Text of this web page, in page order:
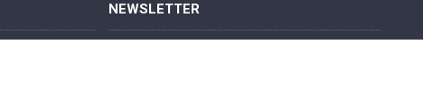
NEWSLETTER